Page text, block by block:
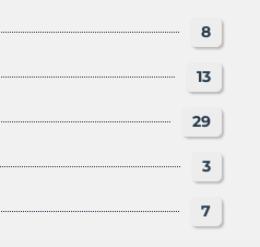
8
13
29
3
7